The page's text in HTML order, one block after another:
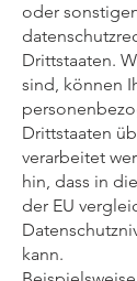
oder
Drittstaaten.
sind, können
Drittstaaten
verarbeitet
hin, dass in
der EU
kann.